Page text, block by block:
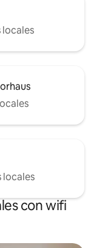
locales
locales
con wifi